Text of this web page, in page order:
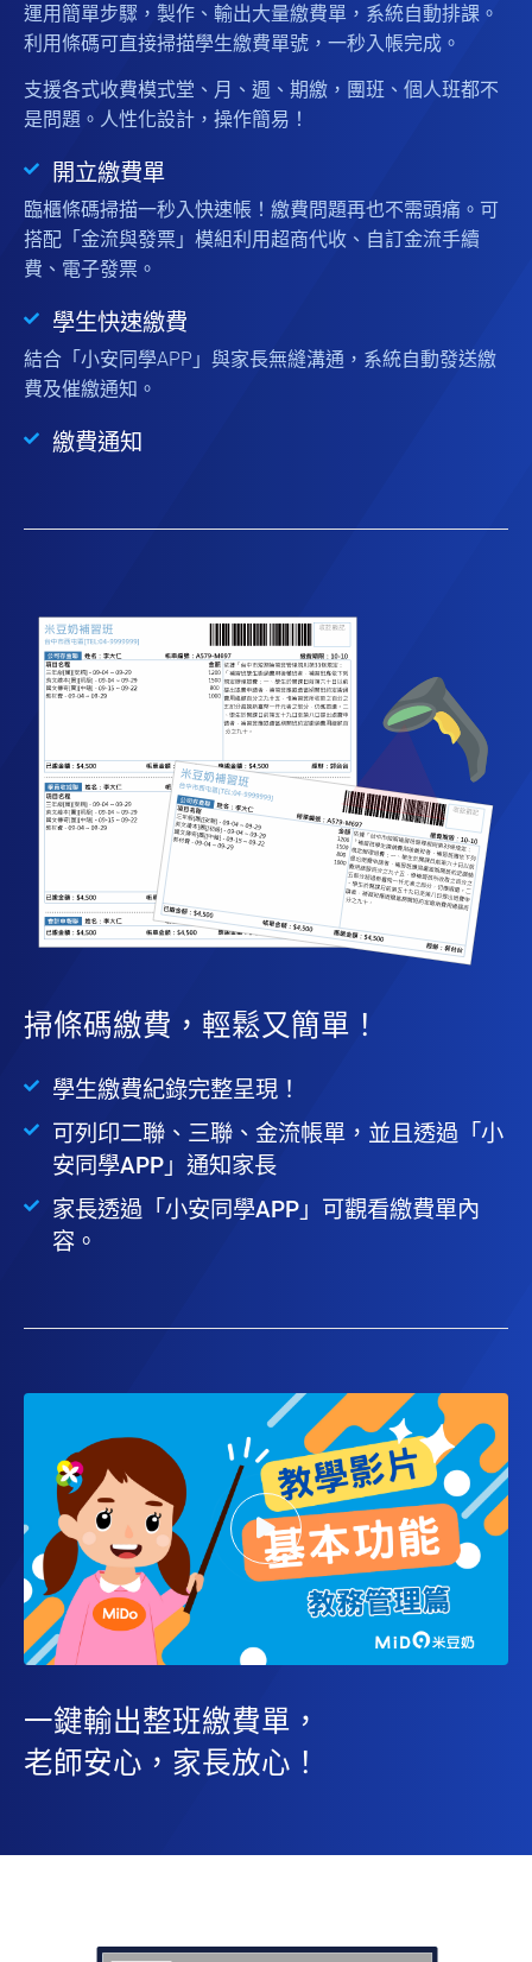
運用簡單步驟，製作、輸出大量繳費單，系統自動排課。
利用條碼可直接掃描學生繳費單號，一秒入帳完成。
支援各式收費模式堂、月、週、期繳，團班、個人班都不
是問題。人性化設計，操作簡易！
開立繳費單
臨櫃條碼掃描一秒入快速帳！繳費問題再也不需頭痛。可
搭配「金流與發票」模組利用超商代收、自訂金流手續
費、電子發票。
學生快速繳費
結合「小安同學APP」與家長無縫溝通，系統自動發送繳
費及催繳通知。
繳費通知
掃條碼繳費，輕鬆又簡單！
學生繳費紀錄完整呈現！
可列印二聯、三聯、金流帳單，並且透過「小
安同學APP」通知家長
家長透過「小安同學APP」可觀看繳費單內
容。
一鍵輸出整班繳費單，
老師安心，家長放心！